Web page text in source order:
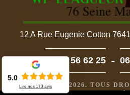
12 A Rue Eugenie Cotton
02 52 56 62 25 -
©2022 - 2026. TOUS
5.0
Lire nos173 avis